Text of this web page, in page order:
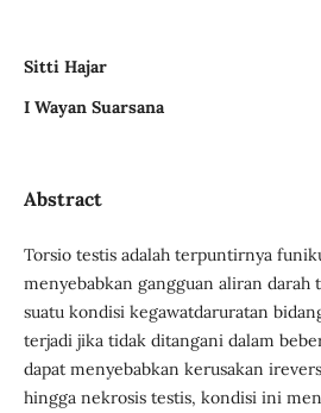
Sitti Hajar
I Wayan Suarsana
Abstract
Torsio testis adalah terpuntirnya
menyebabkan gangguan aliran darah
suatu kondisi kegawatdaruratan
terjadi jika tidak ditangani dalam
dapat menyebabkan kerusakan
hingga nekrosis testis, kondisi ini